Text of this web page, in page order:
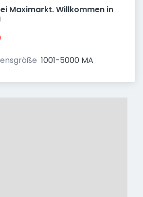
Maximarkt. Willkommen in
1001-5000 MA